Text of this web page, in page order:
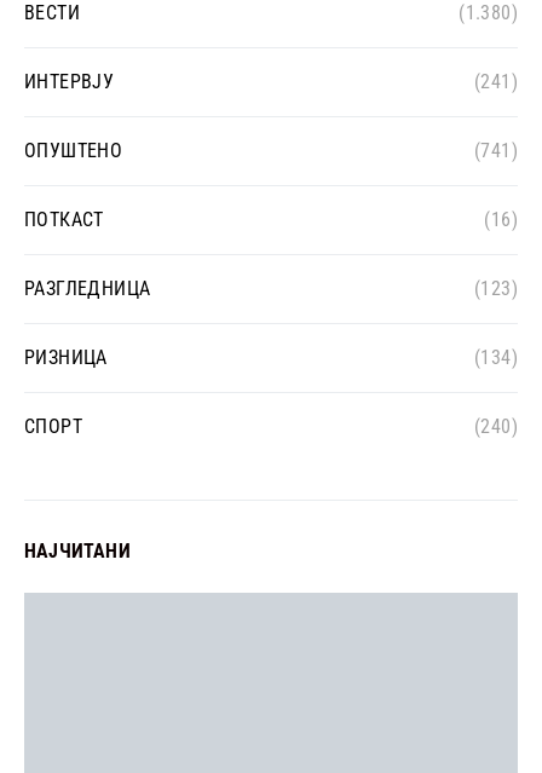
ВЕСТИ (1.380)
ИНТЕРВЈУ (241)
ОПУШТЕНО (741)
ПОТКАСТ (16)
РАЗГЛЕДНИЦА (123)
РИЗНИЦА (134)
СПОРТ (240)
НАЈЧИТАНИ